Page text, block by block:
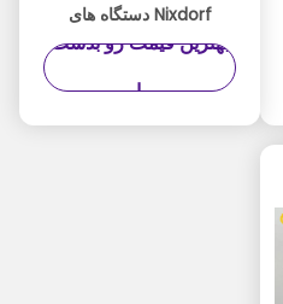
Nixdorf دستگاه های
خودپرداز 2050X
Thermal Journal TP06
بهترین قیمت رو بدست
بیار